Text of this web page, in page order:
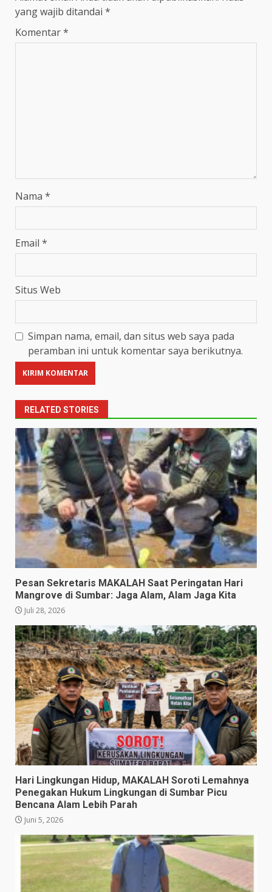
yang wajib ditandai *
Komentar*
Nama *
Email *
Situs Web
Simpan nama, email, dan situs web saya pada
peramban ini untuk komentar saya berikutnya.
RELATED STORIES
Pesan Sekretaris MAKALAH Saat Peringatan Hari
Mangrove di Sumbar: Jaga Alam, Alam Jaga Kita
Juli 28, 2026
​Hari Lingkungan Hidup, MAKALAH Soroti Lemahnya
Penegakan Hukum Lingkungan di Sumbar Picu
Bencana Alam Lebih Parah
Juni 5, 2026